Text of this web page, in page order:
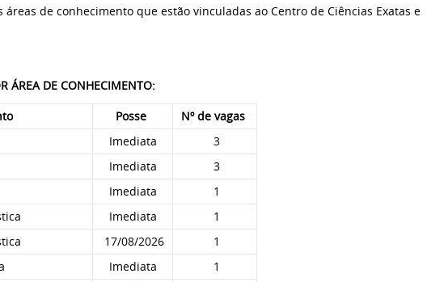
áreas de conhecimento que estão vinculadas ao Centro de Ciências Exatas e
ÁREA DE CONHECIMENTO:
Posse
Nº de vagas
Imediata
3
Imediata
3
Imediata
1
Imediata
1
17/08/2026
1
Imediata
1